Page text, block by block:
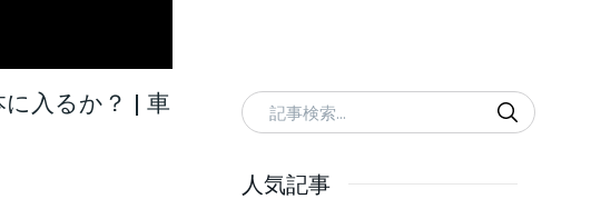
入るか？ | 車
記事検索
人気記事